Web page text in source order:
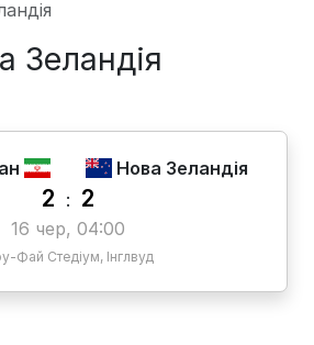
Зеландія
Нова Зеландія
2 : 2
16 чер, 04:00
Фай Стедіум, Інглвуд